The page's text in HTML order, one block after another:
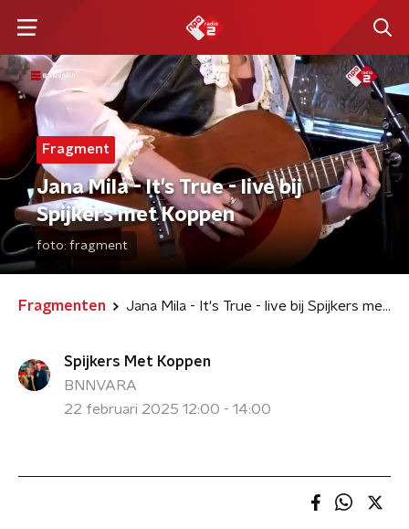
Fragment
Jana Mila - It's True - live bij
Spijkers met Koppen
foto: fragment
Fragmenten Jana Mila - It's True - live bij Spijkers met Koppen
Spijkers Met Koppen
BNNVARA
22 februari 2025 12:00 - 14:00